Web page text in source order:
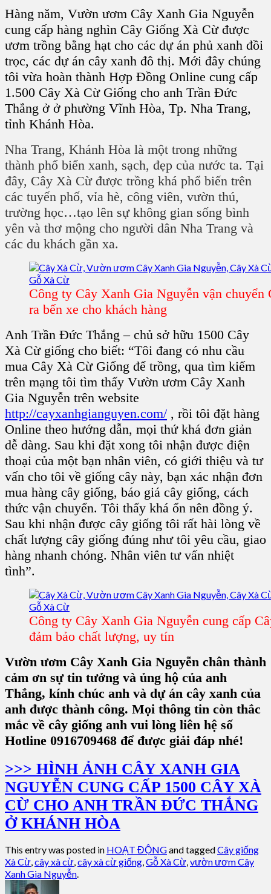
Hàng năm, Vườn ươm Cây Xanh Gia Nguyễn
cung cấp hàng nghìn Cây Giống Xà Cừđược
ươm trồng bằng hạt cho các dự án phủ xanh đồi
trọc, các dự án cây xanh đô thị. Mới đây chúng
tôi vừa hoàn thành Hợp Đồng Online cung cấp
1.500 Cây Xà Cừ Giống cho anh Trần Đức
Thắng ở ở phường Vĩnh Hòa, Tp. Nha Trang,
tỉnh Khánh Hòa.
Nha Trang, Khánh Hòa là một trong những
thành phố biển xanh, sạch, đẹp của nước ta. Tại
đây, Cây Xà Cừđược trồng khá phổ biến trên
các tuyến phố, vỉa hè, công viên, vườn thú,
trường học…tạo lên sự không gian sống bình
yên và thơ mộng cho người dân Nha Trang và
các du khách gần xa.
Công ty Cây Xanh Gia Nguyễn vận chuyển
ra bến xe cho khách hàng
Anh Trần Đức Thắng – chủ sở hữu 1500 Cây
Xà Cừ giống cho biết: “Tôi đang có nhu cầu
mua Cây Xà Cừ Giống để trồng, qua tìm kiếm
trên mạng tôi tìm thấy Vườn ươm Cây Xanh
Gia Nguyễn trên website
http://cayxanhgianguyen.com/ , rồi tôi đặt hàng
Online theo hướng dẫn, mọi thứ khá đơn giản
dễ dàng. Sau khi đặt xong tôi nhận được điện
thoại của một bạn nhân viên, có giới thiệu và tư
vấn cho tôi về giống cây này, bạn xác nhận đơn
mua hàng cây giống, báo giá cây giống, cách
thức vận chuyển. Tôi thấy khá ổn nên đồng ý.
Sau khi nhận được cây giống tôi rất hài lòng về
chất lượng cây giống đúng như tôi yêu cầu, giao
hàng nhanh chóng. Nhân viên tư vấn nhiệt
tình”.
Công ty Cây Xanh Gia Nguyễn cung cấp
đảm bảo chất lượng, uy tín
Vườn ươm Cây Xanh Gia Nguyễn chân thành
cảm ơn sự tin tưởng và ủng hộ của anh
Thắng, kính chúc anh và dự án cây xanh của
anh được thành công. Mọi thông tin còn thắc
mắc về cây giống anh vui lòng liên hệ số
Hotline 0916709468 để được giải đáp nhé!
>>> HÌNH ẢNH CÂY XANH GIA
NGUYỄN CUNG CẤP 1500 CÂY XÀ
CỪ CHO ANH TRẦN ĐỨC THẮNG
Ở KHÁNH HÒA
This entry was posted in HOẠT ĐỘNGand taggedCây giống
Xà Cừ,cây xà cừ,cây xà cừ giống,Gỗ Xà Cừ,vườn ươm Cây
Xanh Gia Nguyễn.